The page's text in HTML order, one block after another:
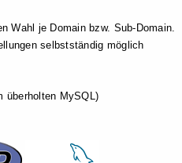
Wahl je Domain bzw. Sub-Domain.
selbstständig möglich
überholten MySQL)